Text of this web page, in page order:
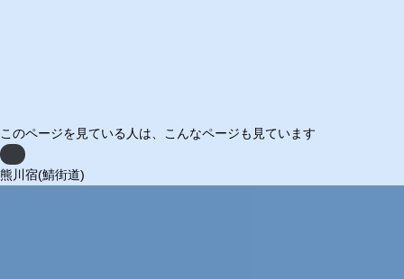
このページを見ている人は、 こんなページも見ています
Previous
熊川宿(鯖街道)